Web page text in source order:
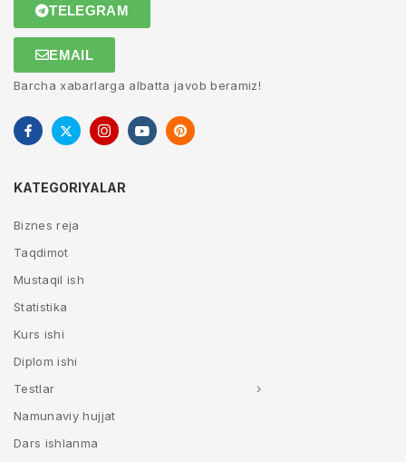
TELEGRAM
EMAIL
Barcha xabarlarga albatta javob beramiz!
KATEGORIYALAR
Biznes reja
Taqdimot
Mustaqil ish
Statistika
Kurs ishi
Diplom ishi
Testlar
Namunaviy hujjat
Dars ishlanma